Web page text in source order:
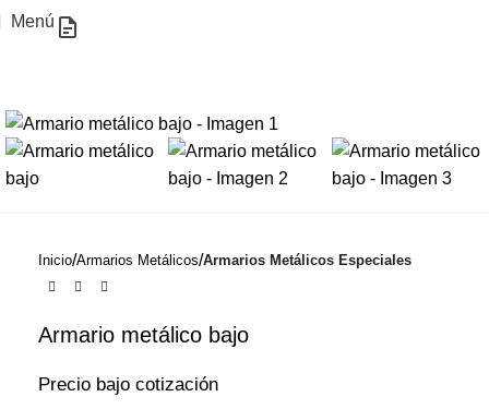
Menú
Inicio Armarios Metálicos Armarios Metálicos Especiales
Armario metálico bajo
Precio bajo cotización